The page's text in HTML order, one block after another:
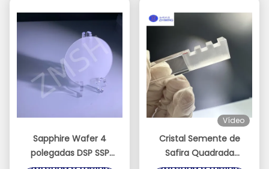
Sapphire Wafer 4
polegadas DSP SSP
Vídeo
Cristal Semente de
Safira Quadrada